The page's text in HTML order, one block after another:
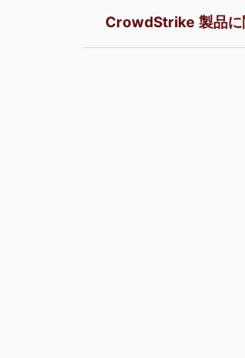
CrowdStrike 製品に